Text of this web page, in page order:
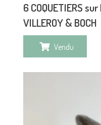
6 COQUETIERS
VILLEROY & BOCH
Vendu